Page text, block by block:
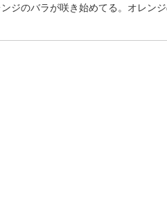
ジのバラが咲き始めてる。オレン